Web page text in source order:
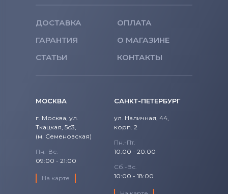
Блоки питания для ноутбуков
Блоки питания для ноутбуков
ДОСТАВКА
ОПЛАТА
ГАРАНТИЯ
О МАГАЗИНЕ
СТАТЬИ
КОНТАКТЫ
МОСКВА
г. Москва, ул.
Ткацкая, 5с3,
(м. Семеновская)
Пн.-Вс.
09:00 - 21:00
На карте
САНКТ-ПЕТЕРБУРГ
ул. Наличная, 44,
корп. 2
Пн.-Пт.
10:00 - 20:00
Сб.-Вс.
10:00 - 18:00